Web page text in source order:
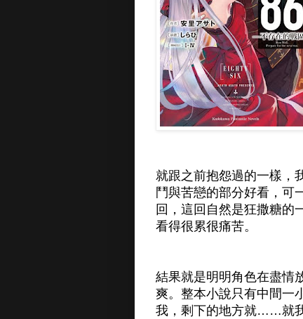
就跟之前抱怨過的一樣，
鬥與苦戀的部分好看，可
回，這回自然是狂撒糖
看得很累很痛苦。
結果就是明明角色在盡情
爽。整本小說只有中間一
我，剩下的地方就……就